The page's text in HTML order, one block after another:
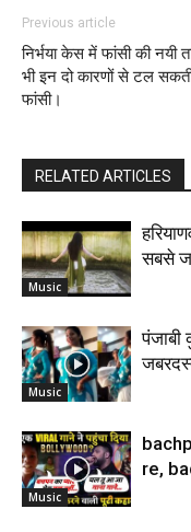
Previous article
निर्भया केस में फांसी की नयी
भी इन दो कारणों से टल
फांसी।
RELATED ARTICLES
Music
सबसे
Music
Music
re,